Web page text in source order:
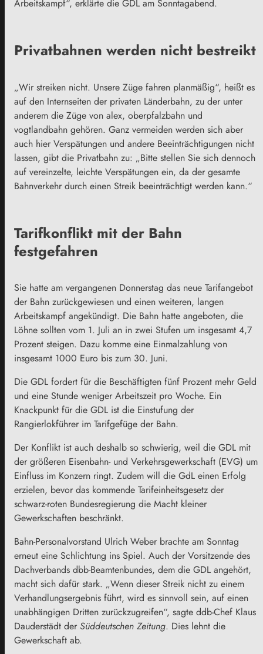
Arbeitskampf“, erklärte die GDL am Sonntagabend.
Privatbahnen werden nicht bestreikt
„Wir streiken nicht. Unsere Züge fahren planmäßig“, heißt es
auf den Internseiten der privaten Länderbahn, zu der unter
anderem die Züge von alex, oberpfalzbahn und
vogtlandbahn gehören. Ganz vermeiden werden sich aber
auch hier Verspätungen und andere Beeinträchtigungen nicht
lassen, gibt die Privatbahn zu: „Bitte stellen Sie sich dennoch
auf vereinzelte, leichte Verspätungen ein, da der gesamte
Bahnverkehr durch einen Streik beeinträchtigt werden kann.“
Tarifkonflikt mit der Bahn
festgefahren
Sie hatte am vergangenen Donnerstag das neue Tarifangebot
der Bahn zurückgewiesen und einen weiteren, langen
Arbeitskampf angekündigt. Die Bahn hatte angeboten, die
Löhne sollten vom 1. Juli an in zwei Stufen um insgesamt 4,7
Prozent steigen. Dazu komme eine Einmalzahlung von
insgesamt 1000 Euro bis zum 30. Juni.
Die GDL fordert für die Beschäftigten fünf Prozent mehr Geld
und eine Stunde weniger Arbeitszeit pro Woche. Ein
Knackpunkt für die GDL ist die Einstufung der
Rangierlokführer im Tarifgefüge der Bahn.
Der Konflikt ist auch deshalb so schwierig, weil die GDL mit
der größeren Eisenbahn- und Verkehrsgewerkschaft (EVG) um
Einfluss im Konzern ringt. Zudem will die GdL einen Erfolg
erzielen, bevor das kommende Tarifeinheitsgesetz der
schwarz-roten Bundesregierung die Macht kleiner
Gewerkschaften beschränkt.
Bahn-Personalvorstand Ulrich Weber brachte am Sonntag
erneut eine Schlichtung ins Spiel. Auch der Vorsitzende des
Dachverbands dbb-Beamtenbundes, dem die GDL angehört,
macht sich dafür stark. „Wenn dieser Streik nicht zu einem
Verhandlungsergebnis führt, wird es sinnvoll sein, auf einen
unabhängigen Dritten zurückzugreifen“, sagte ddb-Chef Klaus
Dauderstädt der Süddeutschen Zeitung. Dies lehnt die
Gewerkschaft ab.